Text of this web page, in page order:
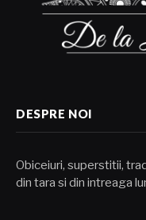
DESPRE NOI
Obiceiuri, superstitii,
din tara si din intreaga